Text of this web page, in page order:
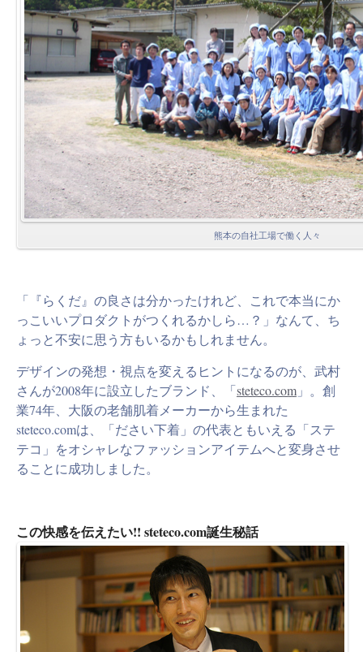
熊本の自社工場で働く人々
「『らくだ』の良さは分かったけれど、これで本当にか
っこいいプロダクトがつくれるかしら…？」なんて、ち
ょっと不安に思う方もいるかもしれません。
デザインの発想・視点を変えるヒントになるのが、武村
さんが2008年に設立したブランド、「steteco.com 」。創
業74年、大阪の老舗肌着メーカーから生まれた
steteco.comは、「ださい下着」の代表ともいえる「ステ
テコ」をオシャレなファッションアイテムへと変身させ
ることに成功しました。
この快感を伝えたい!! steteco.com誕生秘話